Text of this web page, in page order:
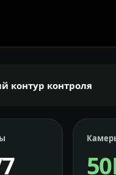
контур контроля